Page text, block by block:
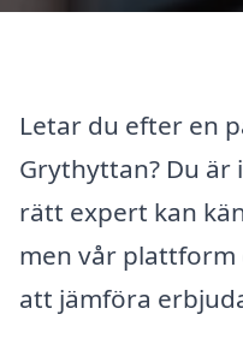
Letar du efter en
Grythyttan? Du är
rätt expert kan
men vår
att jämföra